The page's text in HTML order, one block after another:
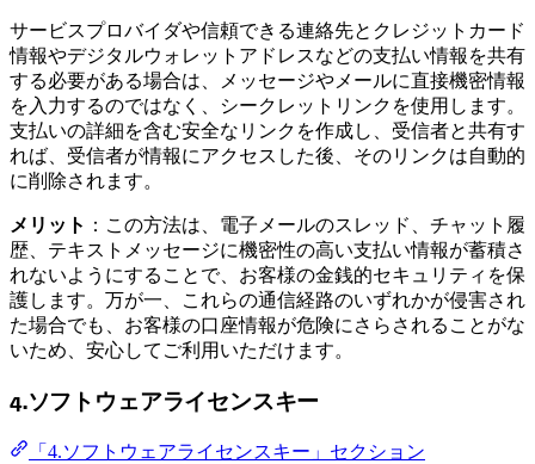
サービスプロバイダや信頼できる連絡先とクレジットカード
情報やデジタルウォレットアドレスなどの支払い情報を共有
する必要がある場合は、メッセージやメールに直接機密情報
を入力するのではなく、シークレットリンクを使用します。
支払いの詳細を含む安全なリンクを作成し、受信者と共有す
れば、受信者が情報にアクセスした後、そのリンクは自動的
に削除されます。
メリット ：この方法は、電子メールのスレッド、チャット履
歴、テキストメッセージに機密性の高い支払い情報が蓄積さ
れないようにすることで、お客様の金銭的セキュリティを保
護します。万が一、これらの通信経路のいずれかが侵害され
た場合でも、お客様の口座情報が危険にさらされることがな
いため、安心してご利用いただけます。
4.ソフトウェアライセンスキー
「4.ソフトウェアライセンスキー」セクション